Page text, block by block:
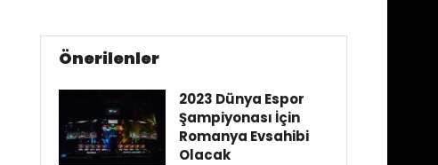
Önerilenler
2023 Dünya Espor
Şampiyonası İçin
Romanya Evsahibi
Olacak